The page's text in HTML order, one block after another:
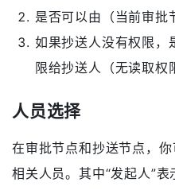
是否可以由（当前审批
如果抄送人没有权限，
限给抄送人（无读取权
人员选择
在审批节点和抄送节点，
相关人员。其中“发起人”